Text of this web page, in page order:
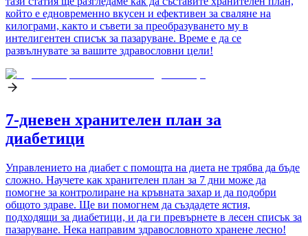
който е едновременно вкусен и ефективен за сваляне на
килограми, както и съвети за преобразуването му в
интелигентен списък за пазаруване. Време е да се
развълнувате за вашите здравословни цели!
7-дневен хранителен план за
диабетици
Управлението на диабет с помощта на диета не трябва да бъде
сложно. Научете как хранителен план за 7 дни може да
помогне за контролиране на кръвната захар и да подобри
общото здраве. Ще ви помогнем да създадете ястия,
подходящи за диабетици, и да ги превърнете в лесен списък за
пазаруване. Нека направим здравословното хранене лесно!